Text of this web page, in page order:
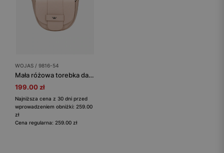
WOJAS / 9816-54
Mała różowa torebka damska ze skóry licowej
199.00 zł
Najniższa cena z 30 dni przed
wprowadzeniem obniżki: 259.00
zł
Cena regularna: 259.00 zł